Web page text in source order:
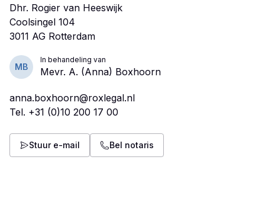
Dhr. Rogier van Heeswijk
Coolsingel 104
MB
In behandeling van
Mevr. A. (Anna) Boxhoorn
anna.boxhoorn@roxlegal.nl
Tel. +31 (0)10 200 17 00
Stuur e-mail Bel notaris